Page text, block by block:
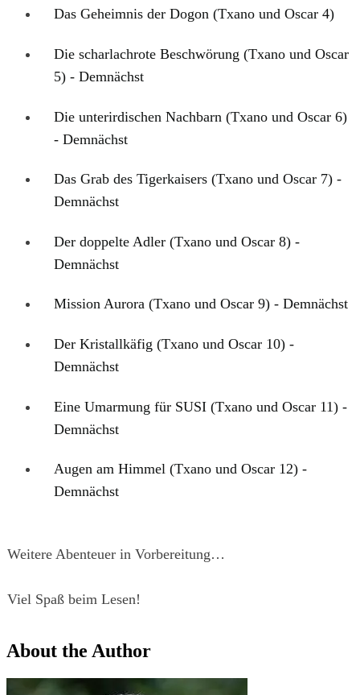
Das Geheimnis der Dogon (Txano und Oscar 4)
Die scharlachrote Beschwörung (Txano und Oscar
5) - Demnächst
Die unterirdischen Nachbarn (Txano und Oscar 6)
- Demnächst
Das Grab des Tigerkaisers (Txano und Oscar 7) -
Demnächst
Der doppelte Adler (Txano und Oscar 8) -
Demnächst
Mission Aurora (Txano und Oscar 9) - Demnächst
Der Kristallkäfig (Txano und Oscar 10) -
Demnächst
Eine Umarmung für SUSI (Txano und Oscar 11) -
Demnächst
Augen am Himmel (Txano und Oscar 12) -
Demnächst
Weitere Abenteuer in Vorbereitung…
Viel Spaß beim Lesen!
About the Author